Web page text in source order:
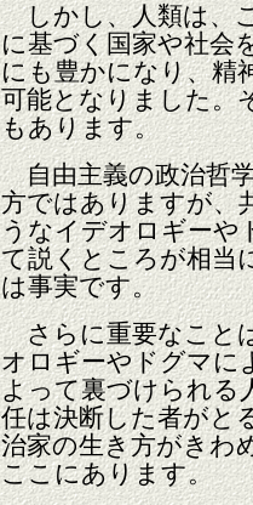
しかし、人類は、
に基づく国家や社会
にも豊かになり、精
可能となりました。
もあります。
自由主義の政治哲
方ではありますが、
うなイデオロギーや
て説くところが相当
は事実です。
さらに重要なこと
オロギーやドグマに
よって裏づけられる
任は決断した者がと
治家の生き方がきわ
ここにあります。